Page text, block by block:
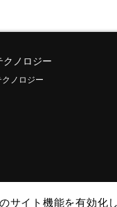
クノロジー
クノロジー
サイト機能を有効化